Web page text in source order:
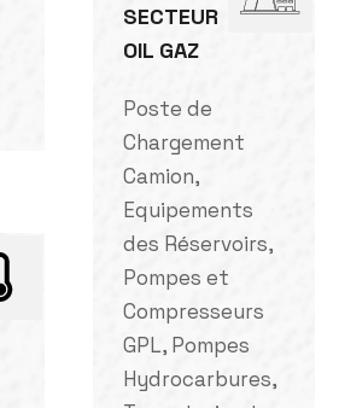
SECTEUR
OIL GAZ
Poste de
Chargement
Camion,
Equipements
des Réservoirs,
Pompes et
Compresseurs
GPL, Pompes
Hydrocarbures,